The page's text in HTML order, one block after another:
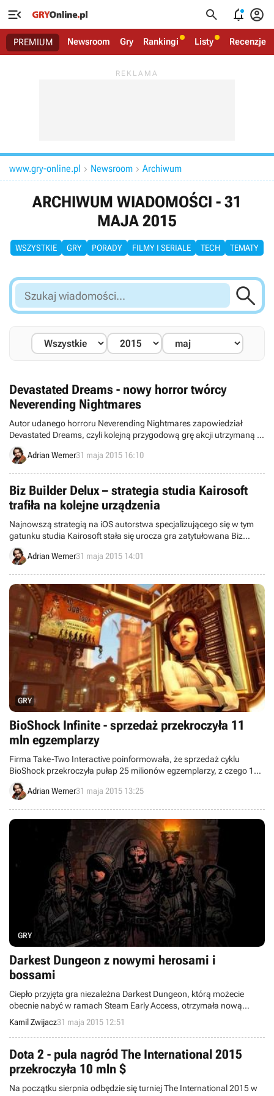
   
PREMIUM Newsroom Gry Rankingi Listy Recenzje
www.gry-online.pl  Newsroom  Archiwum
ARCHIWUM WIADOMOŚCI - 31
MAJA 2015
WSZYSTKIE GRY PORADY FILMY I SERIALE TECH TEMATY
Szukaj
wiadomości...

Devastated Dreams - nowy horror twórcy
Neverending Nightmares
Autor udanego horroru Neverending Nightmares zapowiedział
Devastated Dreams, czyli kolejną przygodową grę akcji utrzymaną w
klimacie grozy. Kampania opowie o walce młodej dziewczyny z
demonami z mitologii filipińskiej.
Adrian Werner31 maja 2015 16:10
Biz Builder Delux – strategia studia Kairosoft
trafiła na kolejne urządzenia
Najnowszą strategią na iOS autorstwa specjalizującego się w tym
gatunku studia Kairosoft stała się urocza gra zatytułowana Biz
Builder Delux. Wcześniej produkcja zadebiutowała na Androidzie.
Adrian Werner31 maja 2015 14:01
GRY
BioShock Infinite - sprzedaż przekroczyła 11
mln egzemplarzy
Firma Take-Two Interactive poinformowała, że sprzedaż cyklu
BioShock przekroczyła pułap 25 milionów egzemplarzy, z czego 11
mln przypada na najnowszą jego odsłonę, czyli BioShock Infinite.
Adrian Werner31 maja 2015 13:25
GRY
Darkest Dungeon z nowymi herosami i
bossami
Ciepło przyjęta gra niezależna Darkest Dungeon, którą możecie
obecnie nabyć w ramach Steam Early Access, otrzymała nową
aktualizację, dodającą m.in. kolejnych herosów oraz bossów.
Oprócz tego wprowadzono zmiany w balansie, a także naprawiono
rożne błędy.
Kamil Zwijacz31 maja 2015 12:51
Dota 2 - pula nagród The International 2015
przekroczyła 10 mln $
Na początku sierpnia odbędzie się turniej The International 2015 w